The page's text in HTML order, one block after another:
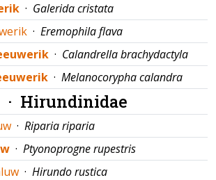
· Galerida cristata
· Eremophila flava
· Calandrella brachydactyla
· Melanocorypha calandra
Hirundinidae
· Riparia riparia
· Ptyonoprogne rupestris
· Hirundo rustica